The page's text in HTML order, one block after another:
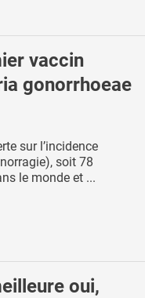
vaccin
gonorrhoeae
sur l’incidence
soit 78
le monde et ...
oui,